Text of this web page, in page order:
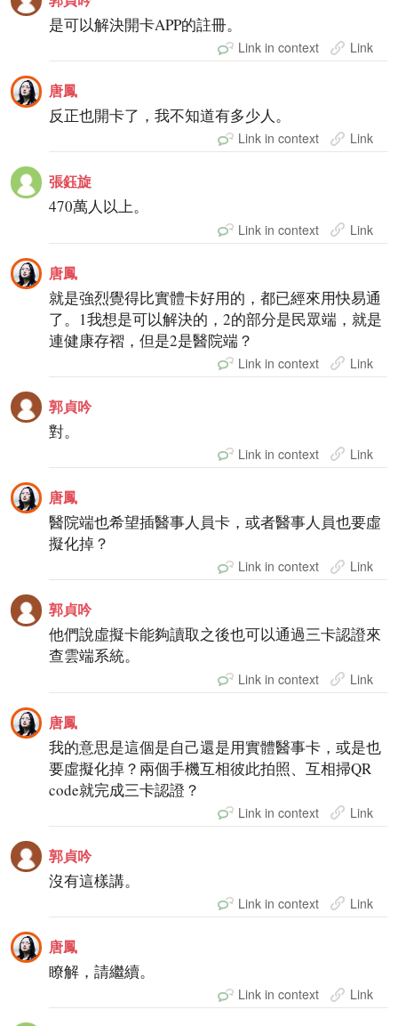
是可以解決開卡APP的註冊。
Link in context Link
唐鳳
反正也開卡了，我不知道有多少人。
Link in context Link
張鈺旋
470萬人以上。
Link in context Link
唐鳳
就是強烈覺得比實體卡好用的，都已經來用快易通
了。1我想是可以解決的，2的部分是民眾端，就是
連健康存褶，但是2是醫院端？
Link in context Link
郭貞吟
對。
Link in context Link
唐鳳
醫院端也希望插醫事人員卡，或者醫事人員也要虛
擬化掉？
Link in context Link
郭貞吟
他們說虛擬卡能夠讀取之後也可以通過三卡認證來
查雲端系統。
Link in context Link
唐鳳
我的意思是這個是自己還是用實體醫事卡，或是也
要虛擬化掉？兩個手機互相彼此拍照、互相掃QR
code就完成三卡認證？
Link in context Link
郭貞吟
沒有這樣講。
Link in context Link
唐鳳
瞭解，請繼續。
Link in context Link